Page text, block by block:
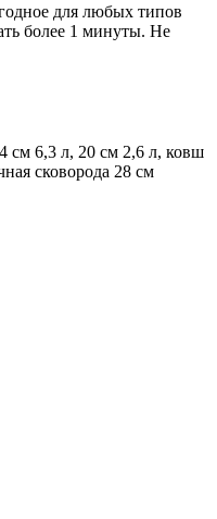
для любых типов
более 1 минуты. Не
см 6,3 л, 20 см 2,6 л, ковш
сковорода 28 см